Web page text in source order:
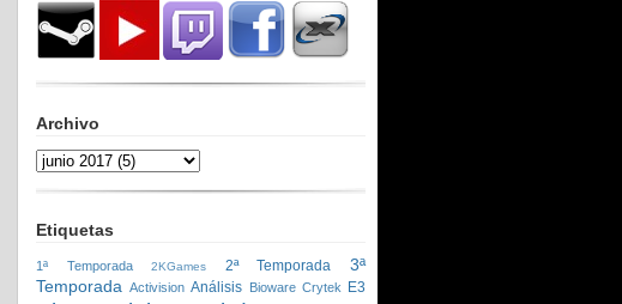
Archivo
Etiquetas
1ª Temporada 2KGames 2ª Temporada
3ª
Temporada
Activision Análisis Bioware Crytek E3